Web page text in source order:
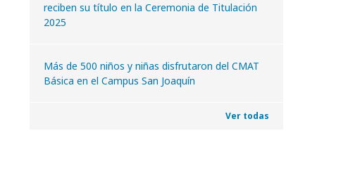
reciben su título en la Ceremonia de Titulación
2025
Más de 500 niños y niñas disfrutaron del CMAT
Básica en el Campus San Joaquín
Ver todas